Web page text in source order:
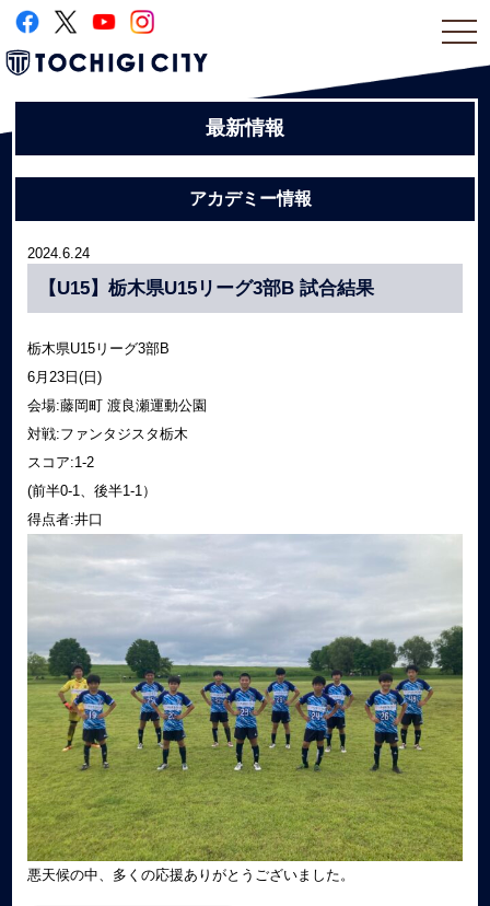
最新情報
アカデミー情報
2024.6.24
【U15】栃木県U15リーグ3部B 試合結果
栃木県U15リーグ3部B
6月23日(日)
会場:藤岡町 渡良瀬運動公園
対戦:ファンタジスタ栃木
スコア:1-2
(前半0-1、後半1-1）
得点者:井口
悪天候の中、多くの応援ありがとうございました。